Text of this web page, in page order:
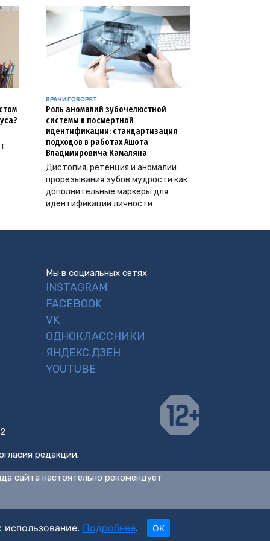
ВРАЧИ ГОВОРЯТ
Роль аномалий зубочелюстной
системы в посмертной
идентификации: стандартизация
подходов в работах Ашота
Владимировича Камаляна
Дистопия, ретенция и аномалии
прорезывания зубов мудрости как
дополнительные маркеры для
идентификации личности
Мы в социальных сетях
INSTAGRAM
FACEBOOK
VK
ОДНОКЛАССНИКИ
ЯНДЕКС.ДЗЕН
YOUTUBE
редакции.
сайта настоятельно рекомендует
Подробнее. OK